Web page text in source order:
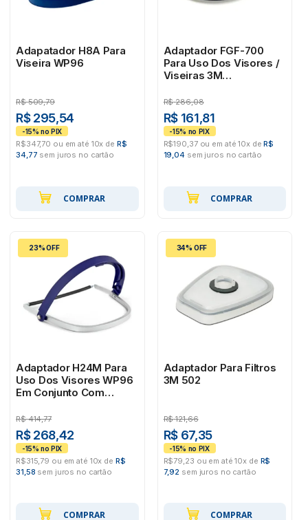
Adapatador H8A Para
Viseira WP96
R$ 509,79
R$ 295,54
R$347,70 ou em até 10x de R$
34,77 sem juros no cartão
COMPRAR
Adaptador FGF-700
Para Uso Dos Visores /
Viseiras 3M
R$ 286,08
R$ 161,81
R$190,37 ou em até 10x deR$
19,04 sem juros no cartão
COMPRAR
23% OFF
Adaptador H24M Para
Uso Dos Visores WP96
Em Conjunto Com
R$ 414,77
R$ 268,42
R$315,79 ou em até 10x de R$
31,58 sem juros no cartão
COMPRAR
34% OFF
Adaptador Para Filtros
3M 502
R$ 121,66
R$ 67,35
R$79,23 ou em até 10x de R$
7,92 sem juros no cartão
COMPRAR